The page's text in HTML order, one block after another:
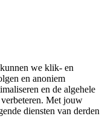
we klik- en
en anoniem
en de algehele
Met jouw
diensten van derden